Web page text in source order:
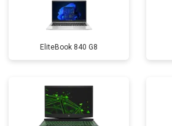
EliteBook 840 G8